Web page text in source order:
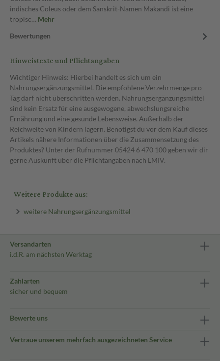
indisches Coleus oder dem Sanskrit-Namen Makandi ist eine
tropisc… Mehr
Bewertungen
Hinweistexte und Pflichtangaben
Wichtiger Hinweis: Hierbei handelt es sich um ein
Nahrungsergänzungsmittel. Die empfohlene Verzehrmenge pro
Tag darf nicht überschritten werden. Nahrungsergänzungsmittel
sind kein Ersatz für eine ausgewogene, abwechslungsreiche
Ernährung und eine gesunde Lebensweise. Außerhalb der
Reichweite von Kindern lagern. Benötigst du vor dem Kauf dieses
Artikels nähere Informationen über die Zusammensetzung des
Produktes? Unter der Rufnummer 05424 6 470 100 geben wir dir
gerne Auskunft über die Pflichtangaben nach LMIV.
Weitere Produkte aus:
weitere Nahrungsergänzungsmittel
Versandarten
i.d.R. am nächsten Werktag
Zahlarten
sicher und bequem
Bewerte uns
Vertraue unserem mehrfach ausgezeichneten Service